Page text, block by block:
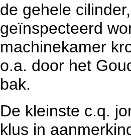
de gehele
geïnspecteerd
machinekamer
o.a. door het
bak.
De kleinste c.q.
klus in